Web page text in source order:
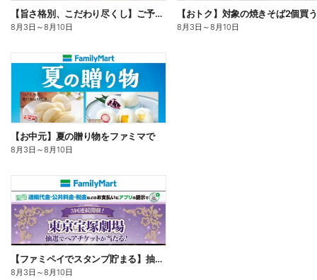
【旨さ格別、こだわり尽くし】ご予約弁当
8月3日 ～8月10日 8月3日 ～8月10日
【お中元】夏の贈り物をファミマで
8月3日 ～8月10日
【ファミペイでスタンプ貯まる】抽選でペアチケットが当たる!
8月3日 ～8月10日